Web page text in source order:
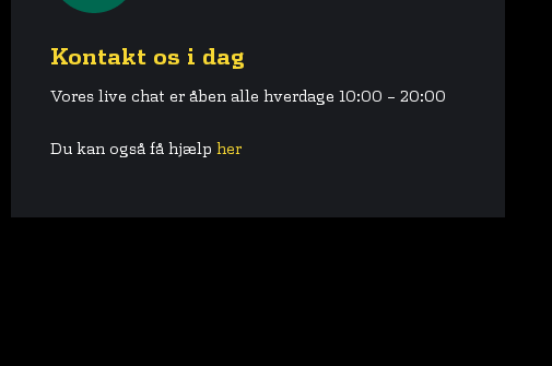
Kontakt os i dag
Vores live chat er åben alle hverdage 10:00 – 20:00
Du kan også få hjælpher